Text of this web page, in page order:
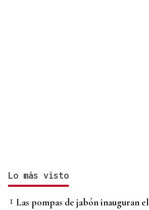
Lo más visto
Las pompas de jabón inauguran el